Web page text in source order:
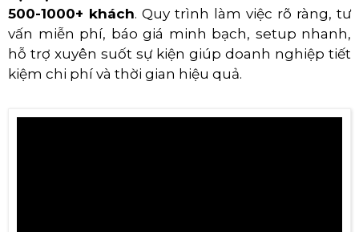
500-1000+ khách. Quy trình làm việc rõ ràng, tư
vấn miễn phí, báo giá minh bạch, setup nhanh,
hỗ trợ xuyên suốt sự kiện giúp doanh nghiệp tiết
kiệm chi phí và thời gian hiệu quả.